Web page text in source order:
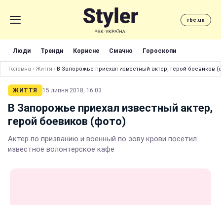
rbc.ua
Люди Тренди Корисне Смачно Гороскопи
Головна › Життя › В Запорожье приехал известный актер, герой боевиков
ЖИТТЯ 15 липня 2018, 16:03
В Запорожье приехал известный актер,
герой боевиков (фото)
Актер по призванию и военный по зову крови посетил
известное волонтерское кафе